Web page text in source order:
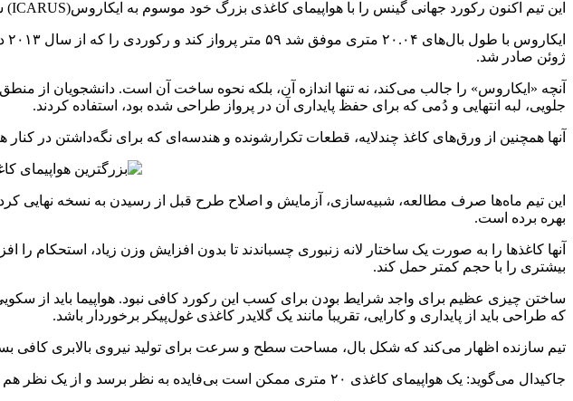
این تیم اکنون رکورد جهانی گینس را با هواپیمای کاغذی بزرگ خود موسوم به ایکاروس(ICARUS) شکسته است. این هواپیمای کاغذی ۷ متر طول دارد و وزن آن ۲۸.۴۹ کیلوگرم است.
ژوئن صادر شد.
آنچه «ایکاروس» را جالب می‌کند، نه تنها اندازه آن، بلکه نحوه ساخت آن است. دانشجویان از
جلویی، لبه انتهایی و دُمی که برای حفظ پایداری آن در پرواز طراحی شده بود، استفاده کردند.
آنها همچنین از ورق‌های کاغذ چندلایه، قطعات تکرارشونده و هندسه‌ای که برای نگه‌داشتن در
بهره برده است.
آنها کاغذها را به صورت یک ساختار لانه زنبوری چسباندند تا بدون افزایش وزن زیاد، استحکام را
بیشتری را با حجم کمتر حمل کند.
که طراحی باید از پایداری و کارایی، تقریباً مانند یک گلایدر کاغذی غول‌پیکر برخوردار باشد.
تیم سازنده اظهار می‌کند که شکل بال، مساحت سطح و سرعت برای تولید نیروی بالابری کافی
جاکیدال می‌گوید: یک هواپیمای کاغذی ۲۰ متری ممکن است بی‌فایده به نظر برسد و از یک نظر هم بی‌فایده است، اما دقیقاً با رساندن مسائل به مرز مهندسی، به خاطر خود چالش، پیشرفت اتفاق می‌افتد.